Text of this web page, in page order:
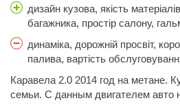
дизайн кузова, якість
багажника, простір салону,
динаміка, дорожній просвіт,
палива, вартість
Каравела 2.0 2014 год на метане.
семьи. С данным двигателем авто